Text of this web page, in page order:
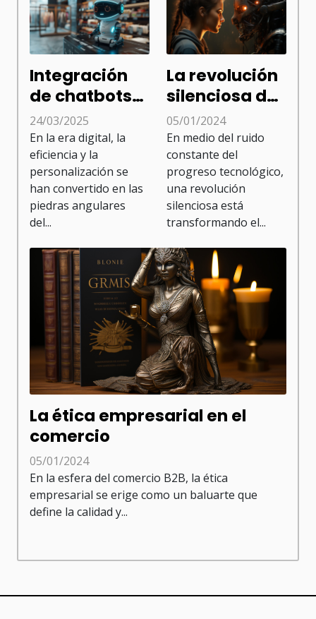
Integración
de chatbots
en el
comercio
electrónico
para
optimizar
ventas
24/03/2025
En la era digital, la
eficiencia y la
personalización se
han convertido en las
piedras angulares
del...
La revolución
silenciosa de
la inteligencia
artificial
05/01/2024
En medio del ruido
constante del
progreso tecnológico,
una revolución
silenciosa está
transformando el...
La ética empresarial en el
comercio
05/01/2024
En la esfera del comercio B2B, la ética
empresarial se erige como un baluarte que
define la calidad y...